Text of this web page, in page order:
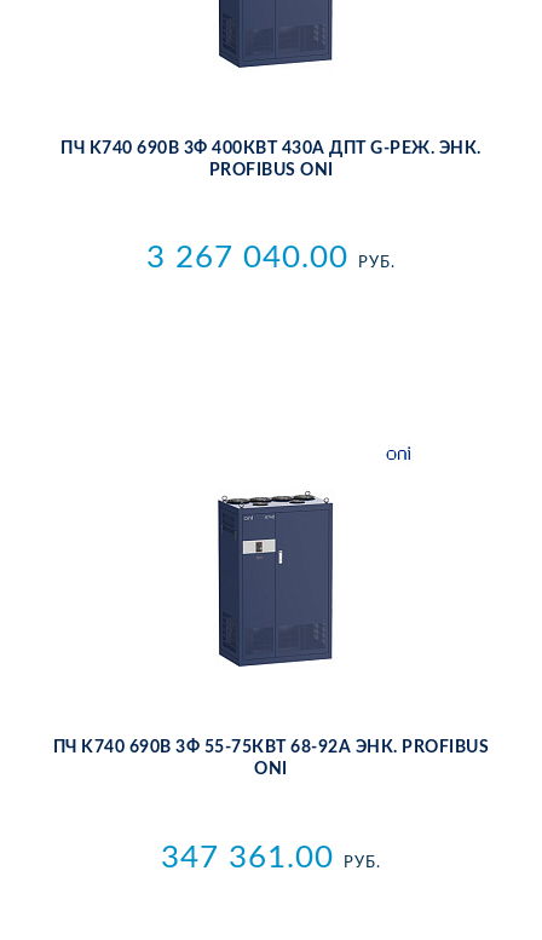
ПЧ K740 690В 3Ф 400КВТ 430А ДПТ G-РЕЖ. ЭНК.
PROFIBUS ONI
3 267 040.00 РУБ.
ПЧ K740 690В 3Ф 55-75КВТ 68-92А ЭНК. PROFIBUS
ONI
347 361.00 РУБ.